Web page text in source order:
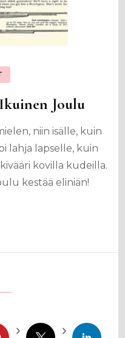
Joulu
niin isälle, kuin
lahja lapselle, kuin
kovilla kudeilla.
kestää eliniän!